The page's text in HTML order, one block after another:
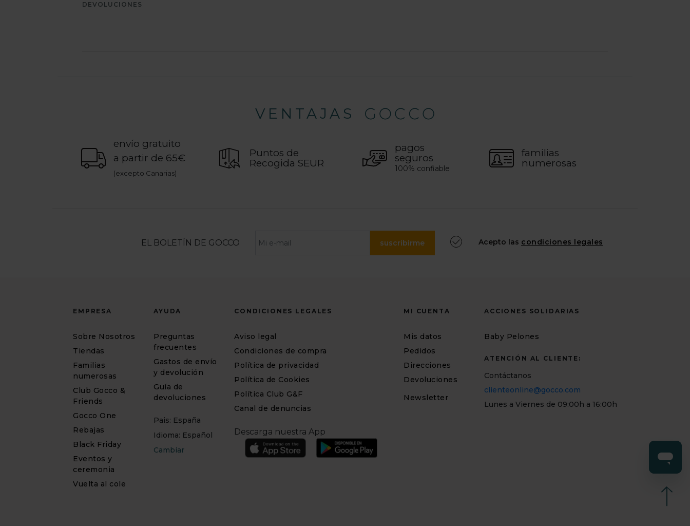
DEVOLUCIONES
VENTAJAS
envío gratuito
a partir de 65€
(excepto Canarias)
Puntos de
Recogida SEUR
pagos
seguros
100% confiable
familias
numerosas
EL BOLETÍN DE GOCCO suscribirme Acepto las condiciones legales
EMPRESA
Sobre Nosotros
Tiendas
Familias
numerosas
Club Gocco &
Friends
Gocco One
Rebajas
Black Friday
Eventos y
ceremonia
Vuelta al cole
AYUDA
Preguntas
frecuentes
Gastos de envío
y devolución
Guía de
devoluciones
Pais: España
Idioma: Español
Cambiar
CONDICIONES LEGALES
Aviso legal
Condiciones de compra
Política de privacidad
Política de Cookies
Política Club G&F
Canal de denuncias
Descarga nuestra App
MI CUENTA
Mis datos
Pedidos
Direcciones
Devoluciones
Newsletter
ACCIONES SOLIDARIAS
Baby Pelones
ATENCIÓN AL CLIENTE:
Contáctanos
clienteonline@gocco.com
Lunes a Viernes de 09:00h a 16:00h